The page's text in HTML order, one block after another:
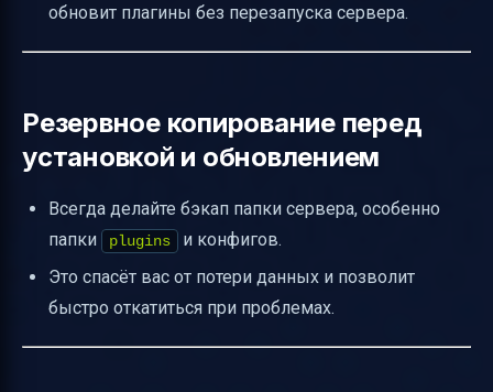
обновит плагины без перезапуска сервера.
Резервное копирование перед
установкой и обновлением
Всегда делайте бэкап папки сервера, особенно
папки
plugins
и конфигов.
Это спасёт вас от потери данных и позволит
быстро откатиться при проблемах.